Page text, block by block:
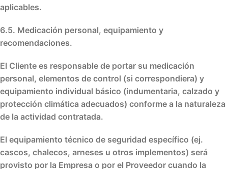
aplicables.
6.5. Medicación personal, equipamiento y
recomendaciones.
El Cliente es responsable de portar su medicación
personal, elementos de control (si correspondiera) y
equipamiento individual básico (indumentaria, calzado y
protección climática adecuados) conforme a la naturaleza
de la actividad contratada.
El equipamiento técnico de seguridad específico (ej.
cascos, chalecos, arneses u otros implementos) será
provisto por la Empresa o por el Proveedor cuando la